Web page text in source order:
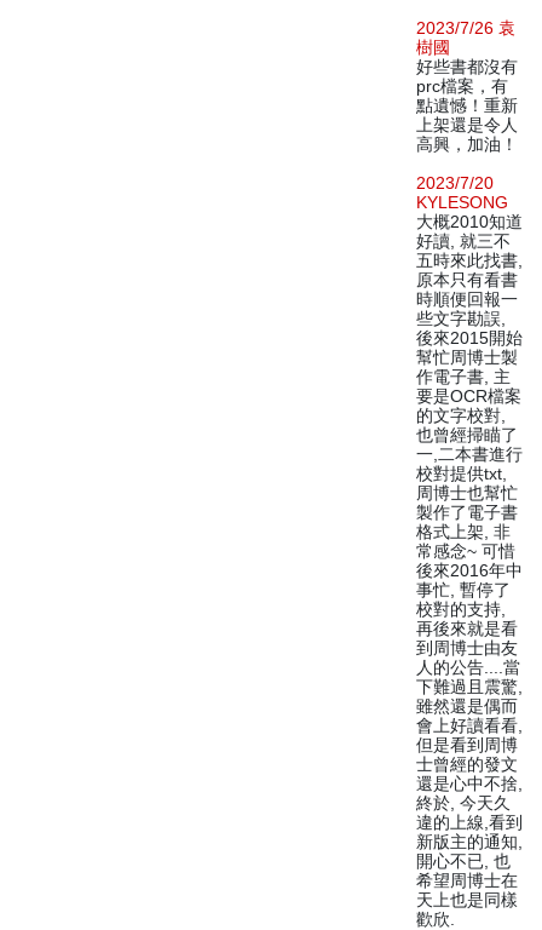
2023/7/26 袁
樹國
好些書都沒有
prc檔案，有
點遺憾！重新
上架還是令人
高興，加油！
2023/7/20
KYLESONG
大概2010知道
好讀, 就三不
五時來此找書,
原本只有看書
時順便回報一
些文字勘誤,
後來2015開始
幫忙周博士製
作電子書, 主
要是OCR檔案
的文字校對,
也曾經掃瞄了
一,二本書進行
校對提供txt,
周博士也幫忙
製作了電子書
格式上架, 非
常感念~ 可惜
後來2016年中
事忙, 暫停了
校對的支持,
再後來就是看
到周博士由友
人的公告....當
下難過且震驚,
雖然還是偶而
會上好讀看看,
但是看到周博
士曾經的發文
還是心中不捨,
終於, 今天久
違的上線,看到
新版主的通知,
開心不已, 也
希望周博士在
天上也是同樣
歡欣.